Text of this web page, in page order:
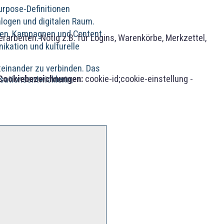
Nötig z.B. für Logins, Warenkörbe, Merkzettel,
cookie-id;cookie-einstellung -
Definitionen
und digitalen Raum.
Kampagnen und Content
und kulturelle
zu verbinden. Das